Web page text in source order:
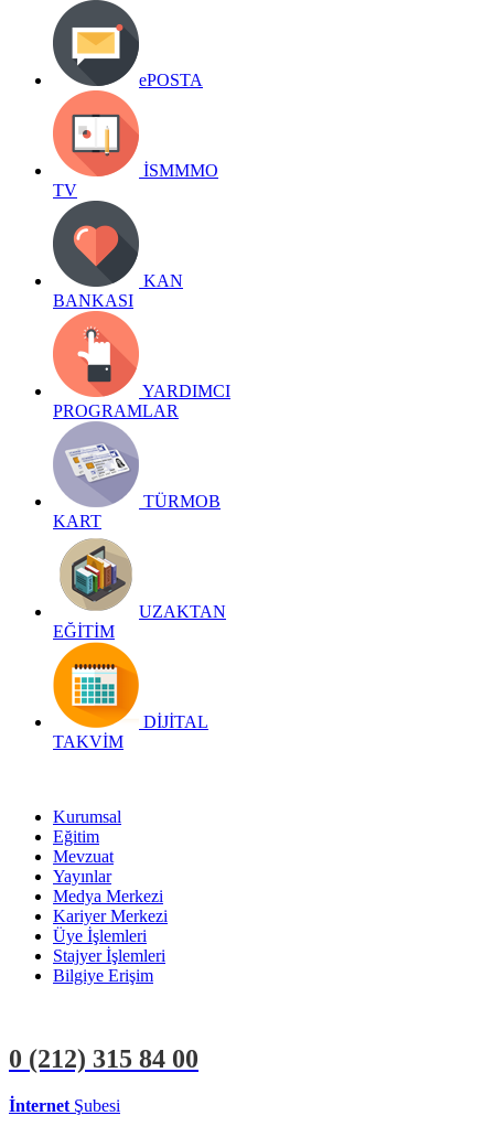
ePOSTA
İSMMMO
TV
KAN
BANKASI
YARDIMCI
PROGRAMLAR
TÜRMOB
KART
UZAKTAN
EĞİTİM
DİJİTAL
TAKVİM
Kurumsal
Eğitim
Mevzuat
Yayınlar
Medya Merkezi
Kariyer Merkezi
Üye İşlemleri
Stajyer İşlemleri
Bilgiye Erişim
0 (212) 315 84 00
İnternet Şubesi